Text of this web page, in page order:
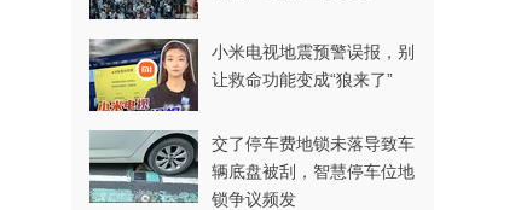
小米电视地震预警误报，别
让救命功能变成“狼来了”
交了停车费地锁未落导致车
辆底盘被刮，智慧停车位地
锁争议频发